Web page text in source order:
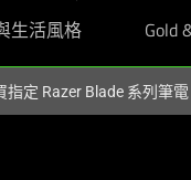
生活風格 Gold
定 Razer Blade 系列筆